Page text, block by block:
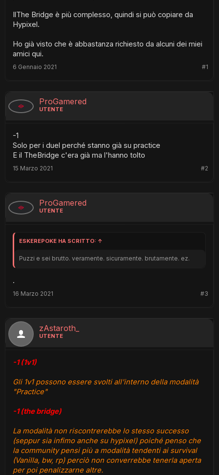
IlThe Bridge è più complesso, quindi si può copiare da
Hypixel.
Ho già visto che è abbastanza richiesto da alcuni dei miei
amici qui.
#1
6 Gennaio 2021
ProGamered
UTENTE
-1
Solo per i duel perché stanno già su practice
E il TheBridge c'era già ma l'hanno tolto
#2
15 Marzo 2021
ProGamered
UTENTE
ESKEREPOKE HA SCRITTO: ↑
Puzzi e sei brutto. veramente. sicuramente. brutamente. ez.
.
#3
16 Marzo 2021
zAstaroth_
UTENTE
-1 (1v1)
Gli 1v1 possono essere svolti all'interno della modalità
"Practice"
-1 (the bridge)
La modalità non riscontrerebbe lo stesso successo
(seppur sia infimo anche su hypixel) poiché penso che
la community pensi più a modalità tendenti ai survival
(Vanilla, bw, rp) perciò non converrebbe tenerla aperta
per poi penalizzarne altre.